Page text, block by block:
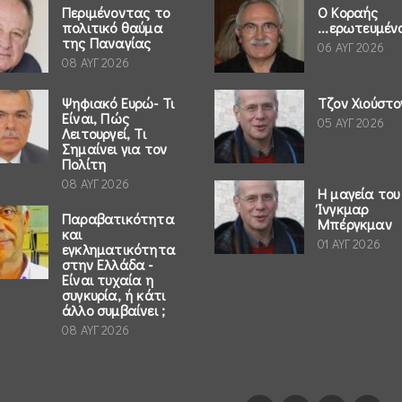
Περιμένοντας το
πολιτικό θαύμα
της Παναγίας
08 ΑΥΓ 2026
Ψηφιακό Ευρώ- Τι
Είναι, Πώς
Λειτουργεί, Τι
Σημαίνει για τον
Πολίτη
08 ΑΥΓ 2026
Παραβατικότητα
και
εγκληματικότητα
στην Ελλάδα -
Είναι τυχαία η
συγκυρία, ή κάτι
άλλο συμβαίνει ;
08 ΑΥΓ 2026
Ο Κοραής
06 ΑΥΓ 2026
Τζον
05 ΑΥΓ 2026
Η μαγεία του
Ίνγκμαρ
Μπέργκμαν
01 ΑΥΓ 2026